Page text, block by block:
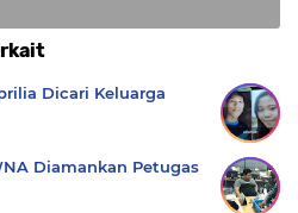
Dicari Keluarga
Diamankan Petugas